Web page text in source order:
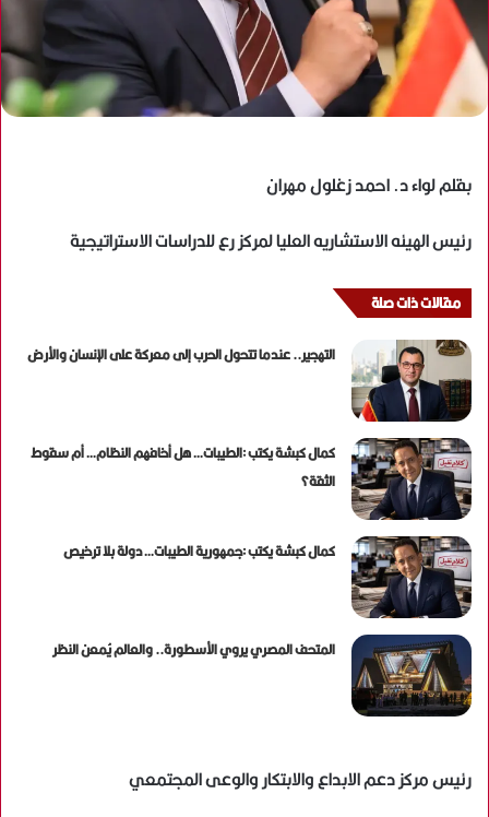
بقلم لواء د. احمد زغلول مهران
رئيس الهيئه الاستشاريه العليا لمركز رع للدراسات الاستراتيجية
مقالات ذات صلة
التهجير.. عندما تتحول الحرب إلى معركة على الإنسان والأرض
كمال كبشة يكتب :الطيبات… هل أخافهم النظام… أم سقوط
الثقة؟
كمال كبشة يكتب :جمهورية الطيبات… دولة بلا ترخيص
المتحف المصري يروي الأسطورة.. والعالم يُمعن النظر
رئيس مركز دعم الابداع والابتكار والوعى المجتمعي